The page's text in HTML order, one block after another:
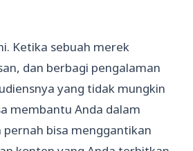
Ketika sebuah merek
dan berbagi pengalaman
yang tidak mungkin
membantu Anda dalam
bisa menggantikan